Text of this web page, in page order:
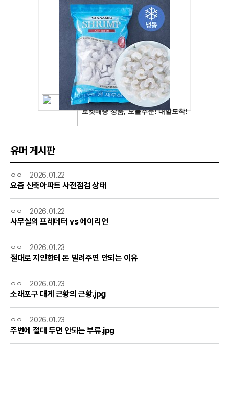
유머 게시판
ㅇㅇ 2026.01.22
요즘 신축아파트 사전점검 상태
ㅇㅇ 2026.01.22
사무실의 프레데터 vs 에이리언
ㅇㅇ 2026.01.23
절대로 지인한테 돈 빌려주면 안되는 이유
ㅇㅇ 2026.01.23
소래포구 대게 근황의 근황.jpg
ㅇㅇ 2026.01.23
주변에 절대 두면 안되는 부류.jpg